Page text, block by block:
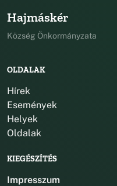
Hajmáskér
Község Önkormányzata
OLDALAK
Hírek
Események
Helyek
Oldalak
KIEGÉSZÍTÉS
Impresszum